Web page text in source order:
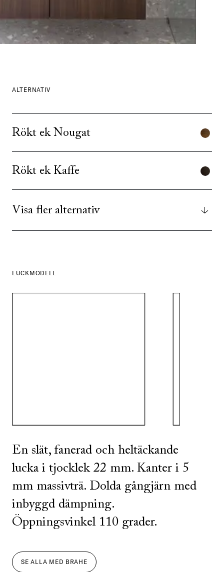
ALTERNATIV
Rökt ek Nougat
Rökt ek Kaffe
Visa fler alternativ
LUCKMODELL
En slät, fanerad och heltäckande
lucka i tjocklek 22 mm. Kanter i 5
mm massivträ. Dolda gångjärn med
inbyggd dämpning.
Öppningsvinkel 110 grader.
SE ALLA MED BRAHE